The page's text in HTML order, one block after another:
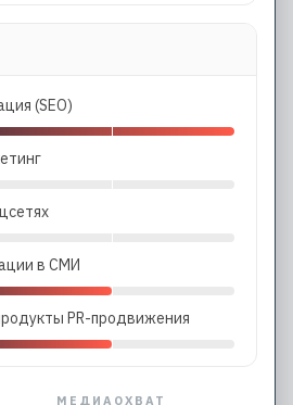
(SEO)
в СМИ
PR-продвижения
МЕДИАОХВАТ